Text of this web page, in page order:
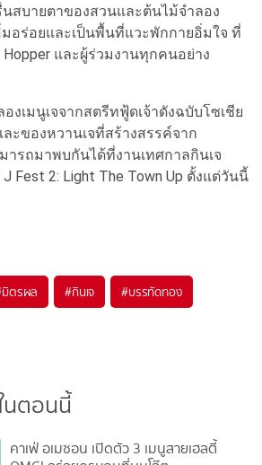
สบายตาของสวนและต้นไม้จำลอง
อร่อยและเป็นพื้นที่แวะพักกายอิ่มใจ ที่
Hopper และผู้ร่วมงานทุกคนอย่าง
เมนูเจจากสตรีทฟู้ดเจ้าดังฉบับโซเชีย
ะของหวานเจที่สร้างสรรค์จาก
รถมาพบกันได้ที่งานเทศกาลกินเจ
Fest 2: Light The Town Up ตั้งแต่วันนี้
มิตรผล #กินเจ #บรรทัดทอง
นตอนนี้
คาเฟ่ อเมซอน เปิดตัว 3 เมนูสายเฮลตี้